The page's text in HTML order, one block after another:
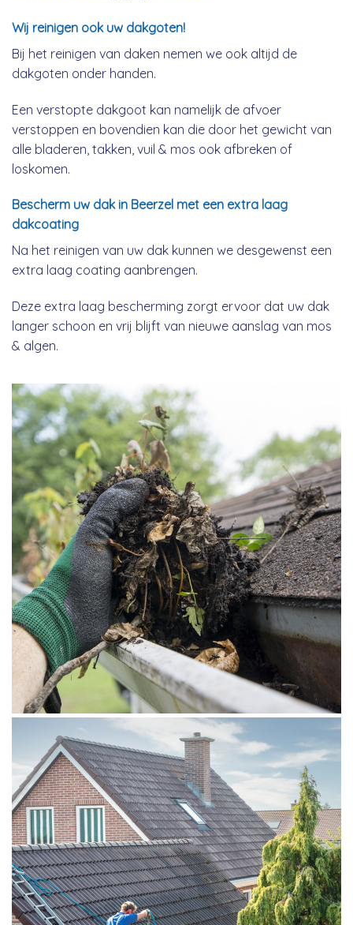
Wij reinigen ook uw dakgoten!
Bij het reinigen van daken nemen we ook altijd de
dakgoten onder handen.
Een verstopte dakgoot kan namelijk de afvoer
verstoppen en bovendien kan die door het gewicht van
alle bladeren, takken, vuil & mos ook afbreken of
loskomen.
Bescherm uw dak in Beerzel met een extra laag
dakcoating
Na het reinigen van uw dak kunnen we desgewenst een
extra laag coating aanbrengen.
Deze extra laag bescherming zorgt ervoor dat uw dak
langer schoon en vrij blijft van nieuwe aanslag van mos
& algen.